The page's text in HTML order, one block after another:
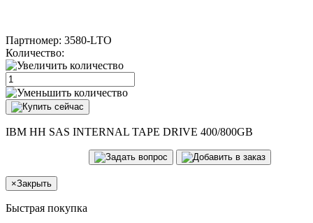
Партномер: 3580-LTO
Количество:
IBM HH SAS INTERNAL TAPE DRIVE 400/800GB
×Закрыть
Быстрая покупка